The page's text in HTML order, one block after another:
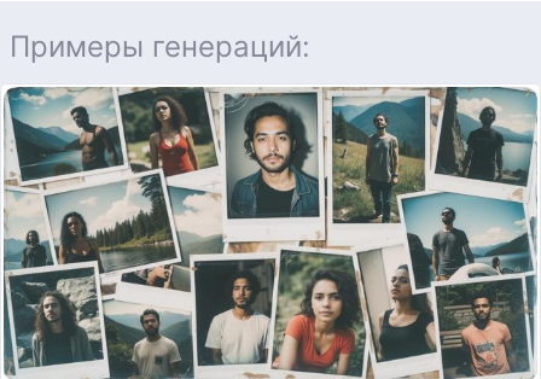
Примеры генераций: